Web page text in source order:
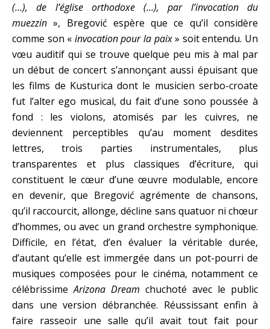
(…), de l’église orthodoxe (…), par l’invocation du
muezzin», Bregović espère que ce qu’il considère
comme son « invocation pour la paix» soit entendu. Un
vœu auditif qui se trouve quelque peu mis à mal par
un début de concert s’annonçant aussi épuisant que
les films de Kusturica dont le musicien serbo-croate
fut l’alter ego musical, du fait d’une sono poussée à
fond : les violons, atomisés par les cuivres, ne
deviennent perceptibles qu’au moment desdites
lettres, trois parties instrumentales, plus
transparentes et plus classiques d’écriture, qui
constituent le cœur d’une œuvre modulable, encore
en devenir, que Bregović agrémente de chansons,
qu’il raccourcit, allonge, décline sans quatuor ni chœur
d’hommes, ou avec un grand orchestre symphonique.
Difficile, en l’état, d’en évaluer la véritable durée,
d’autant qu’elle est immergée dans un pot-pourri de
musiques composées pour le cinéma, notamment ce
célébrissime Arizona Dream chuchoté avec le public
dans une version débranchée. Réussissant enfin à
faire rasseoir une salle qu’il avait tout fait pour